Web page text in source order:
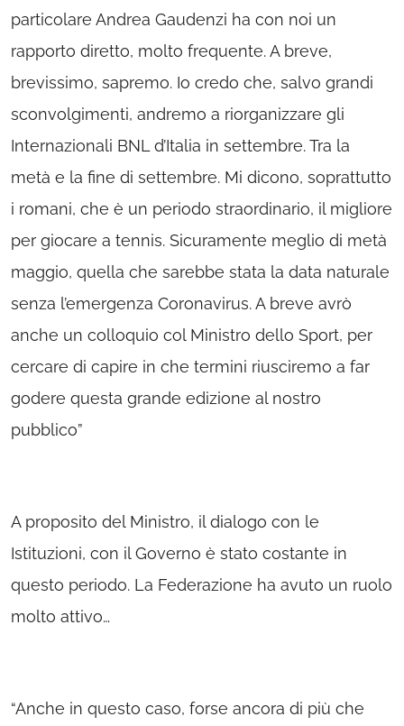
particolare Andrea Gaudenzi ha con noi un
rapporto diretto, molto frequente. A breve,
brevissimo, sapremo. Io credo che, salvo grandi
sconvolgimenti, andremo a riorganizzare gli
Internazionali BNL d’Italia in settembre. Tra la
metà e la fine di settembre. Mi dicono, soprattutto
i romani, che è un periodo straordinario, il migliore
per giocare a tennis. Sicuramente meglio di metà
maggio, quella che sarebbe stata la data naturale
senza l’emergenza Coronavirus. A breve avrò
anche un colloquio col Ministro dello Sport, per
cercare di capire in che termini riusciremo a far
godere questa grande edizione al nostro
pubblico”
A proposito del Ministro, il dialogo con le
Istituzioni, con il Governo è stato costante in
questo periodo. La Federazione ha avuto un ruolo
molto attivo…
“Anche in questo caso, forse ancora di più che